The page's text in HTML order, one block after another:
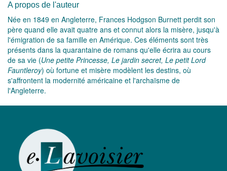
A propos de l'auteur
Née en 1849 en Angleterre, Frances Hodgson Burnett perdit son
père quand elle avait quatre ans et connut alors la misère, jusqu'à
l'émigration de sa famille en Amérique. Ces éléments sont très
présents dans la quarantaine de romans qu'elle écrira au cours
de sa vie (Une petite Princesse, Le jardin secret, Le petit Lord
Fauntleroy) où fortune et misère modèlent les destins, où
s'affrontent la modernité américaine et l'archaïsme de
l'Angleterre.